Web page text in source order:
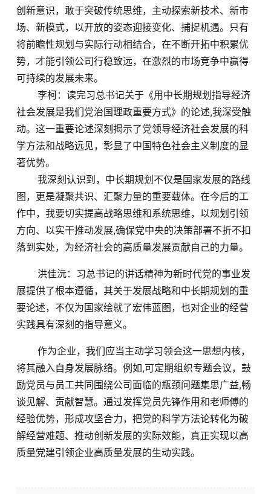
创新意识，敢于突破传统思维，主动探索新技术、新市
场、新模式，以开放的姿态迎接变化、捕捉机遇。只有
将前瞻性规划与实际行动相结合，在不断开拓中积累优
势，才能引领公司行稳致远，在激烈的市场竞争中赢得
可持续的发展未来。
李柯：读完习总书记关于《用中长期规划指导经济
社会发展是我们党治国理政重要方式》的论述,我深受触
动。这一重要论述深刻揭示了党领导经济社会发展的科
学方法和战略远见，彰显了中国特色社会主义制度的显
著优势。
我深刻认识到，中长期规划不仅是国家发展的路线
图，更是凝聚共识、汇聚力量的重要载体。在今后的工
作中，我要切实提高战略思维和系统思维，以规划引领
方向、以实干推动发展,确保党中央的决策部署不折不扣
落到实处，为经济社会的高质量发展贡献自己的力量。
洪佳沅：习总书记的讲话精神为新时代党的事业发
展提供了根本遵循，其关于发展战略和中长期规划的重
要论述，不仅为国家绘就了宏伟蓝图，也对企业的经营
实践具有深刻的指导意义。
作为企业，我们应当主动学习领会这一思想内核，
将其融入自身发展脉络。例如,可定期组织专题会议，鼓
励党员与员工共同围绕公司面临的瓶颈问题集思广益,畅
谈见解、贡献智慧。通过发挥党员先锋作用和老师傅的
经验优势，形成攻坚合力，把党的科学方法论转化为破
解经营难题、推动创新发展的实际效能，真正实现以高
质量党建引领企业高质量发展的生动实践。